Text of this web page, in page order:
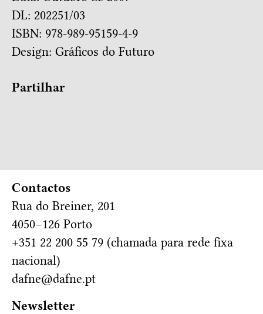
DL: 202251/03
ISBN: 978-989-95159-4-9
Design: Gráficos do Futuro
Partilhar
Contactos
Rua do Breiner, 201
4050–126 Porto
+351 22 200 55 79 (chamada para rede fixa
nacional)
dafne@dafne.pt
Newsletter